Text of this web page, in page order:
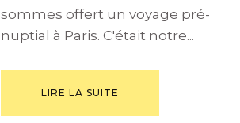
sommes offert un voyage pré-
nuptial à Paris. C'était notre...
LIRE LA SUITE